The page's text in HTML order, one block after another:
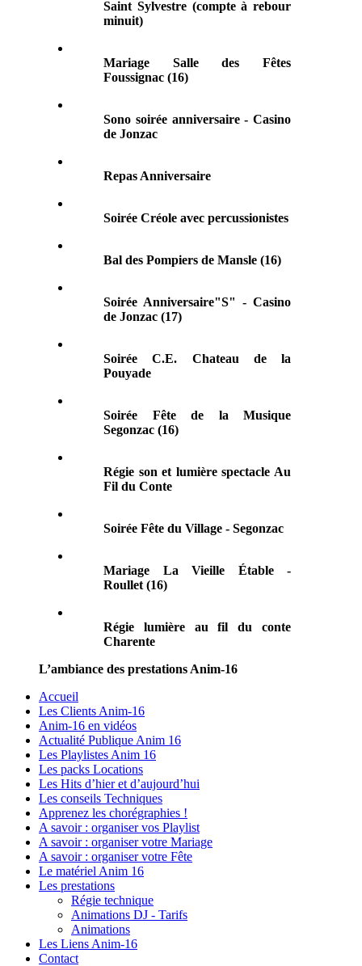
Saint Sylvestre (compte à rebour
minuit)
Mariage Salle des Fêtes
Foussignac (16)
Sono soirée anniversaire - Casino
de Jonzac
Repas Anniversaire
Soirée Créole avec percussionistes
Bal des Pompiers de Mansle (16)
Soirée Anniversaire"S" - Casino
de Jonzac (17)
Soirée C.E. Chateau de la
Pouyade
Soirée Fête de la Musique
Segonzac (16)
Régie son et lumière spectacle Au
Fil du Conte
Soirée Fête du Village - Segonzac
Mariage La Vieille Étable -
Roullet (16)
Régie lumière au fil du conte
Charente
L’ambiance des prestations Anim-16
Accueil
Les Clients Anim-16
Anim-16 en vidéos
Actualité Publique Anim 16
Les Playlistes Anim 16
Les packs Locations
Les Hits d’hier et d’aujourd’hui
Les conseils Techniques
Apprenez les chorégraphies !
A savoir : organiser vos Playlist
A savoir : organiser votre Mariage
A savoir : organiser votre Fête
Le matériel Anim 16
Les prestations
Régie technique
Animations DJ - Tarifs
Animations
Les Liens Anim-16
Contact